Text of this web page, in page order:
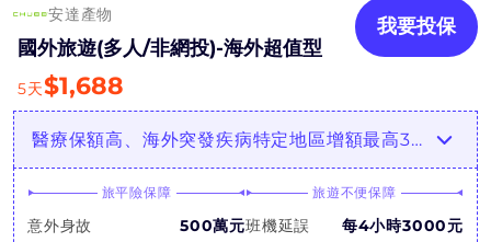
安達產物
國外旅遊(多人/非網投)-海外超值型
我要投保
5天$1,688
醫療保額高、海外突發疾病特定地區增額最高3倍！陸海空延誤都賠！
旅平險保障
意外身故
500萬元
旅遊不便保障
班機延誤
每4小時3000元